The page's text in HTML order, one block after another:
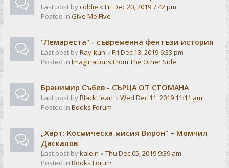
Last post bycoldie « Fri Dec 20, 2019 7:42 pm
Posted in Give Me Five
"Лемареста" - съвременна фентъзи история
Last post byRay-kun « Fri Dec 13, 2019 6:33 pm
Posted in Imaginations From The Other Side
Бранимир Събев - СЪРЦА ОТ СТОМАНА
Last post byBlackHeart « Wed Dec 11, 2019 11:11 am
Posted in Books Forum
„Харт: Космическа мисия Вирон“ – Момчил
Даскалов
Last post bykalein « Thu Dec 05, 2019 9:39 am
Posted in Books Forum